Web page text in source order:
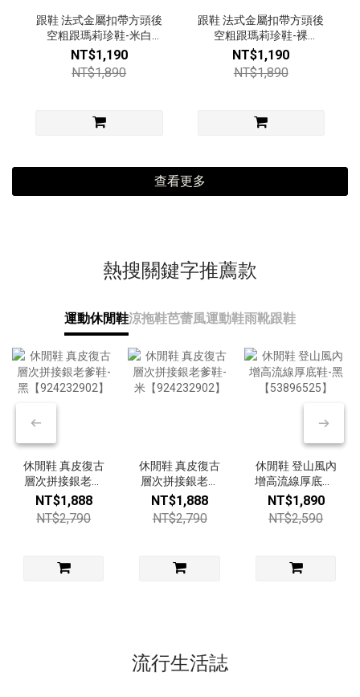
跟鞋 法式金屬扣帶方頭後
空粗跟瑪莉珍鞋-米白
【49492883】
NT$1,190
NT$1,890
跟鞋 法式金屬扣帶方頭後
空粗跟瑪莉珍鞋-裸
【49492883】
NT$1,190
NT$1,890
查看更多
熱搜關鍵字推薦款
運動休閒鞋涼拖鞋芭蕾風運動鞋雨靴跟鞋
休閒鞋 真皮復古
層次拼接銀老爹
鞋-黑
【924232902】
NT$1,888
NT$2,790
休閒鞋 真皮復古
層次拼接銀老爹
鞋-米
【924232902】
NT$1,888
NT$2,790
休閒鞋 登山風內
增高流線厚底鞋-
黑【53896525】
NT$1,890
NT$2,590
流行生活誌